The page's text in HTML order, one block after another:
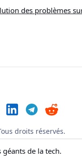
des problèmes
droits réservés.
de la tech.